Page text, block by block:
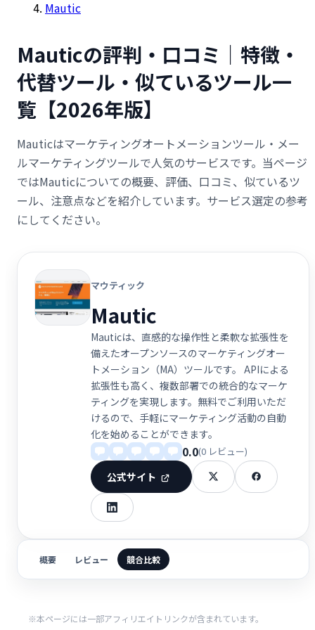
Mautic
Mauticの評判・口コミ｜特徴・
代替ツール・似ているツール一
覧【2026年版】
Mauticはマーケティングオートメーションツール・メー
ルマーケティングツールで人気のサービスです。当ページ
ではMauticについての概要、評価、口コミ、似ているツ
ール、注意点などを紹介しています。サービス選定の参考
にしてください。
マウティック
Mautic
Mauticは、直感的な操作性と柔軟な拡張性を
備えたオープンソースのマーケティングオー
トメーション（MA）ツールです。 APIによる
拡張性も高く、複数部署での統合的なマーケ
ティングを実現します。無料でご利用いただ
けるので、手軽にマーケティング活動の自動
化を始めることができます。
0.0(0 レビュー)
公式サイト
概要 レビュー 競合比較
※本ページには一部アフィリエイトリンクが含まれています。